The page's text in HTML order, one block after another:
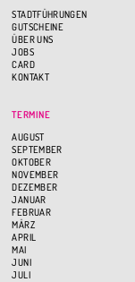
STADTFÜHRUNGEN
GUTSCHEINE
ÜBER UNS
JOBS
CARD
KONTAKT
TERMINE
AUGUST
SEPTEMBER
OKTOBER
NOVEMBER
DEZEMBER
JANUAR
FEBRUAR
MÄRZ
APRIL
MAI
JUNI
JULI